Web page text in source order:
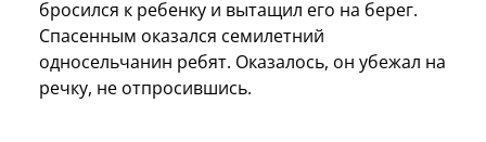
бросился к ребенку и вытащил его на берег.
Спасенным оказался семилетний
односельчанин ребят. Оказалось, он убежал на
речку, не отпросившись.